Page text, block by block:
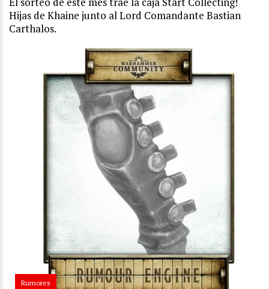
Hijas de Khaine junto al Lord Comandante Bastian
Carthalos.
Rumores